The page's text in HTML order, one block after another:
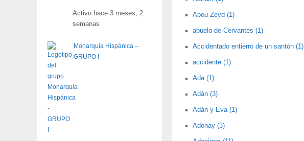
Abou Zeyd (1)
abuelo de Cervantes (1)
Accidentado entierro de un santón (1)
accidente (1)
Ada (1)
Adán (3)
Adán y Eva (1)
Adonay (3)
Activo hace 3 meses, 2
semanas
Monarquía Hispánica –
GRUPO I